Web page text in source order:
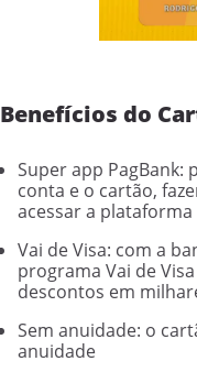
Benefícios do
Super app PagBank:
conta e o cartão,
acessar a
Vai de Visa: com a
programa Vai de
descontos em
Sem anuidade: o
anuidade